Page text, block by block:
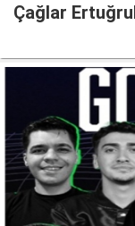
Çağlar